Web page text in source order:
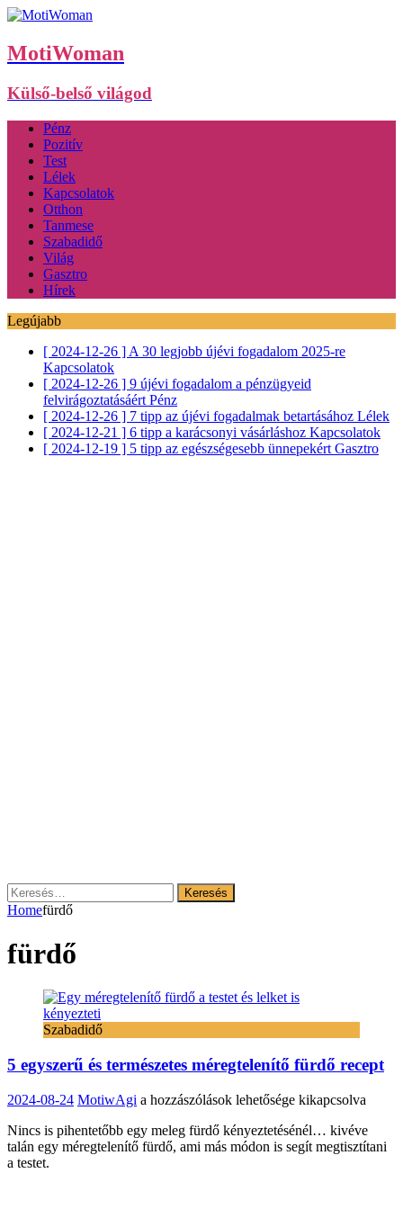
MotiWoman
Külső-belső világod
Pénz
Pozitív
Test
Lélek
Kapcsolatok
Otthon
Tanmese
Szabadidő
Világ
Gasztro
Hírek
Legújabb
[ 2024-12-26 ] A 30 legjobb újévi fogadalom 2025-re
Kapcsolatok
[ 2024-12-26 ] 9 újévi fogadalom a pénzügyeid
felvirágoztatásáért Pénz
[ 2024-12-26 ] 7 tipp az újévi fogadalmak betartásához Lélek
[ 2024-12-21 ] 6 tipp a karácsonyi vásárláshoz Kapcsolatok
[ 2024-12-19 ] 5 tipp az egészségesebb ünnepekért Gasztro
Keresés:
Homefürdő
fürdő
Szabadidő
5 egyszerű és természetes méregtelenítő fürdő recept
2024-08-24 MotiwAgi 5
és
természetes
a hozzászólások lehetősége kikapcsolva
Nincs is pihentetőbb egy meleg fürdő kényeztetésénél… kivéve
talán egy méregtelenítő fürdő, ami más módon is segít megtisztítani
a testet.